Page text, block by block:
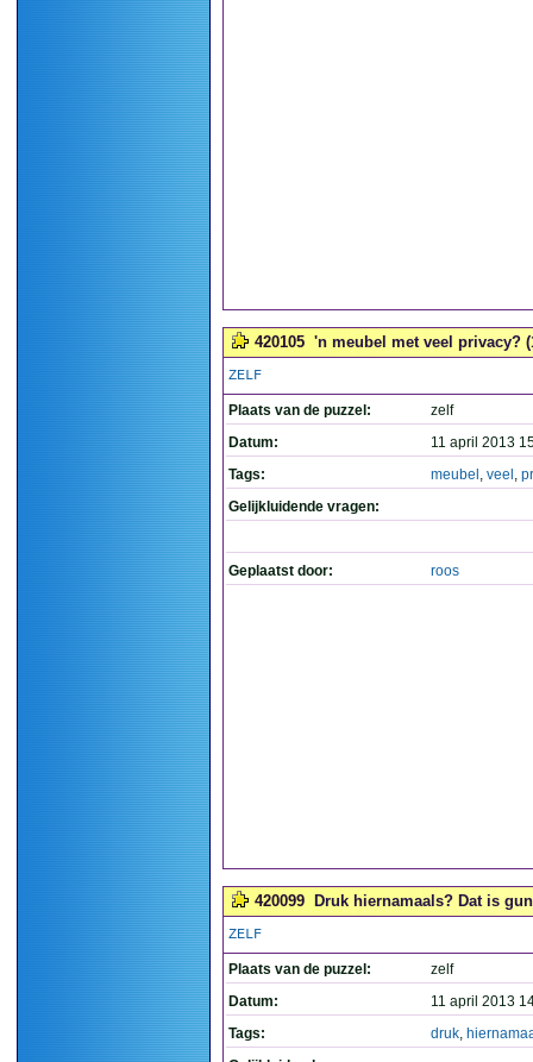
420105 'n meubel met veel privacy?
ZELF
Plaats van de puzzel:
zelf
Datum:
11 april 2013
Tags:
meubel , veel ,
Gelijkluidende vragen:
Geplaatst door: roos
420099 Druk hiernamaals? Dat is
ZELF
Plaats van de puzzel:
zelf
Datum:
11 april 2013
Tags:
druk,